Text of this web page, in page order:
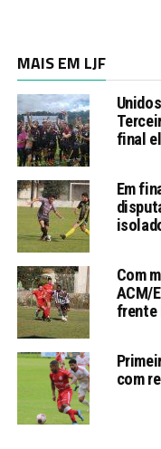
MAIS EM LJF
final
Em
Com
ACM/
frente
com